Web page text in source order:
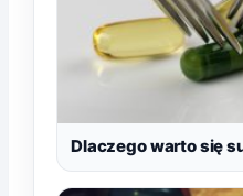
Dlaczego warto się